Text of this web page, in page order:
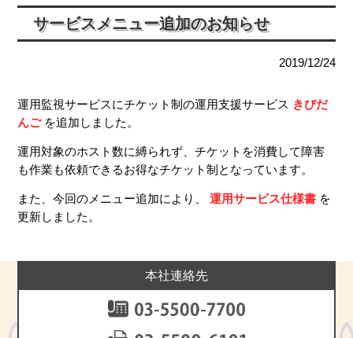
サービスメニュー追加のお知らせ
2019/12/24
運用監視サービスにチケット制の運用支援サービス きびだ
んご を追加しました。
運用対象のホスト数に縛られず、チケットを消費して障害
も作業も依頼できるお得なチケット制となっています。
また、今回のメニュー追加により、 運用サービス仕様書 を
更新しました。
本社連絡先